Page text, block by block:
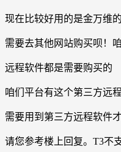
现在比较好用的是金万维
需要去其他网站购买呗！
远程软件都是需要购买的
咱们平台有这个第三方远
需要用到第三方远程软件
请您参考楼上回复。T3不